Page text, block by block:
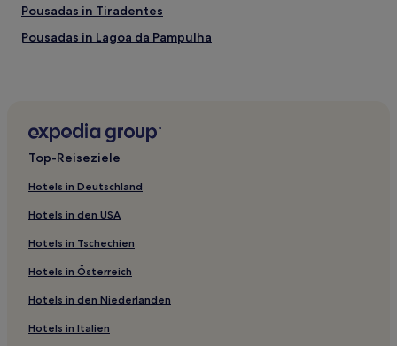
Pousadas in Tiradentes
Pousadas in Lagoa da Pampulha
3-Sterne-Hotels in Varginha
3-Sterne-Hotels in Ouro Preto
2-Sterne-Hotels in Belo Horizonte
3-Sterne-Hotels in Stadtstrand Lagoa da Prata
Vista Alegre 2a Seção: Hotels
Lago Azul 1a Seção: Hotels
Altamira Hotels
Sidon: Hotels
Top-Reiseziele
Hotels in Deutschland
Hotels in den USA
Hotels in Tschechien
Hotels in Österreich
Hotels in den Niederlanden
Hotels in Italien